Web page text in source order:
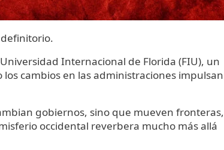
Internacional de Florida (FIU), un
cambios en las administraciones impulsan
gobiernos, sino que mueven fronteras,
occidental reverbera mucho más allá